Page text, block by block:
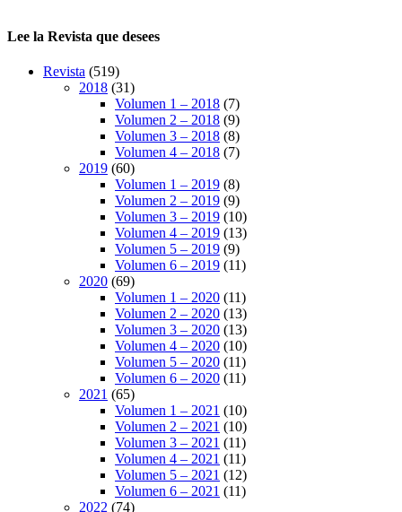
Lee la Revista que desees
Revista (519)
2018 (31)
Volumen 1 – 2018 (7)
Volumen 2 – 2018 (9)
Volumen 3 – 2018 (8)
Volumen 4 – 2018 (7)
2019 (60)
Volumen 1 – 2019 (8)
Volumen 2 – 2019 (9)
Volumen 3 – 2019 (10)
Volumen 4 – 2019 (13)
Volumen 5 – 2019 (9)
Volumen 6 – 2019 (11)
2020 (69)
Volumen 1 – 2020 (11)
Volumen 2 – 2020 (13)
Volumen 3 – 2020 (13)
Volumen 4 – 2020 (10)
Volumen 5 – 2020 (11)
Volumen 6 – 2020 (11)
2021 (65)
Volumen 1 – 2021 (10)
Volumen 2 – 2021 (10)
Volumen 3 – 2021 (11)
Volumen 4 – 2021 (11)
Volumen 5 – 2021 (12)
Volumen 6 – 2021 (11)
2022 (74)